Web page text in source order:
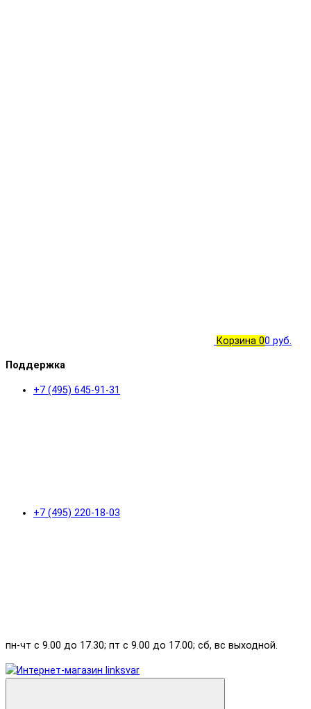
Корзина 00 руб.
Поддержка
+7 (495) 645-91-31
+7 (495) 220-18-03
пн-чт с 9.00 до 17.30; пт с 9.00 до 17.00; сб, вс выходной.